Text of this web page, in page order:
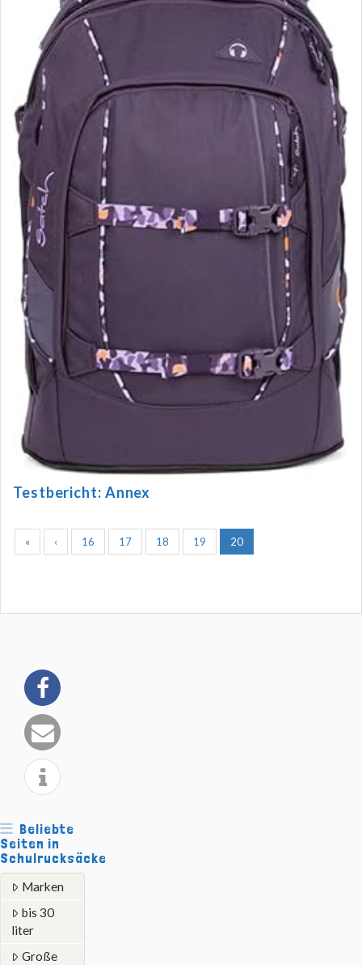
Testbericht: Annex
« ‹ 16 17 18 19 20
Beliebte
Seiten in
Schulrucksäcke
Marken
bis 30
liter
Große